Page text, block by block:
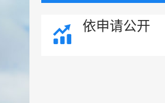
依申请公开